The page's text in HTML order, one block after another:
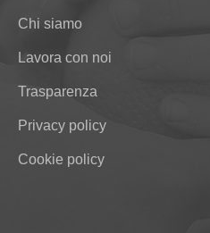
Chi siamo
Lavora con noi
Trasparenza
Privacy policy
Cookie policy